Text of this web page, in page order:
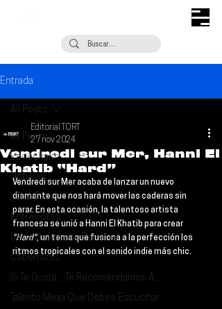
Entrada
All Posts
Escúchalo
Noticias
¿Qué Plan?
Entrevistas
Descubrimiento Semanal
Coberturas
Si Te Gusta... Te Recomendamos A...
Talento Mexa Que Debes Escuchar
All Posts
Vendredi sur Mer, Hanni El
Khatib “Hard”
Editorial TORT
27 nov 2024
Vendredi sur Mer acaba de lanzar un nuevo
diamante que nos hará mover las caderas sin
parar. En esta ocasión, la talentoso artista
francesa se unió a Hanni El Khatib para crear
"Hard", un tema que fusiona a la perfección los
ritmos tropicales con el sonido indie más chic.